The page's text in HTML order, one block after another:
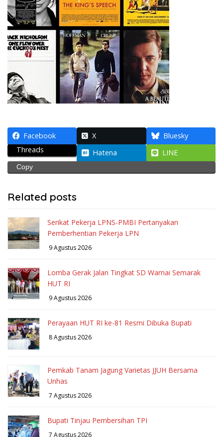
Facebook X
Bluesky
Threads
Hatena LINE
Copy
Related posts
Serikat Pekerja LPNS-PMBI Pertanyakan
Pemberhentian Pekerja LPN
9 Agustus 2026
Lomba Gerak Jalan Tingkat SD Warnai Semarak
HUT RI
9 Agustus 2026
Perayaan HUT RI ke-81 Resmi Dibuka Bupati
8 Agustus 2026
Pemkab Tanam Jagung Varietas JJUH Bersama
Unhas
7 Agustus 2026
Bupati Tinjau Pembersihan TPI
7 Agustus 2026